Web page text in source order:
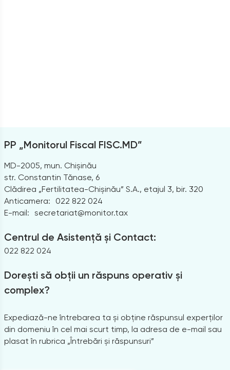
PP „Monitorul Fiscal FISC.MD”
MD-2005, mun. Chișinău
str. Constantin Tănase, 6
Clădirea „Fertilitatea-Chișinău” S.A., etajul 3, bir. 320
Anticamera:
022 822 024
E-mail: secretariat@monitor.tax
Centrul de Asistență și Contact:
022 822 024
Dorești să obții un răspuns operativ și
complex?
Expediază-ne întrebarea ta și obține răspunsul experților
din domeniu în cel mai scurt timp, la adresa de e-mail sau
plasat în rubrica „Întrebări și răspunsuri”